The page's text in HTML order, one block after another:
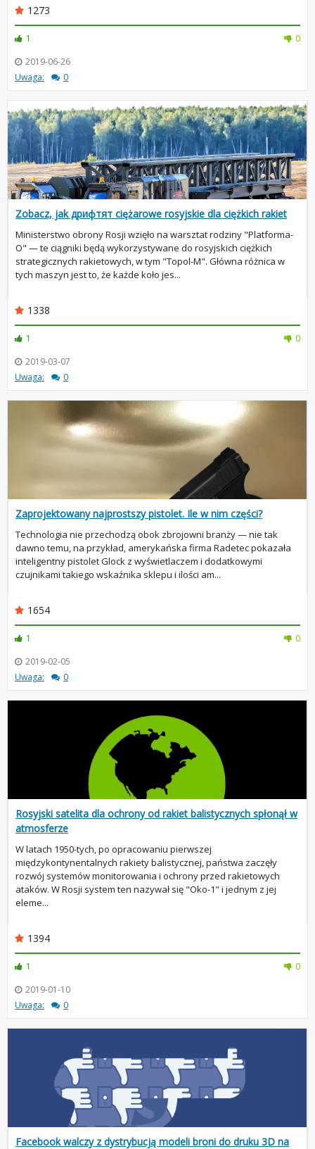
1273
1
0
2019-06-26
Uwaga:
0
Zobacz, jak дрифтят ciężarowe rosyjskie dla ciężkich rakiet
Ministerstwo obrony Rosji wzięło na warsztat rodziny "Platforma-
O" — te ciągniki będą wykorzystywane do rosyjskich ciężkich
strategicznych rakietowych, w tym "Topol-M". Główna różnica w
tych maszyn jest to, że każde koło jes...
1338
1
0
2019-03-07
Uwaga:
0
Zaprojektowany najprostszy pistolet. Ile w nim części?
Technologia nie przechodzą obok zbrojowni branży — nie tak
dawno temu, na przykład, amerykańska firma Radetec pokazała
inteligentny pistolet Glock z wyświetlaczem i dodatkowymi
czujnikami takiego wskaźnika sklepu i ilości am...
1654
1
0
2019-02-05
Uwaga:
0
Rosyjski satelita dla ochrony od rakiet balistycznych spłonął w
atmosferze
W latach 1950-tych, po opracowaniu pierwszej
międzykontynentalnych rakiety balistycznej, państwa zaczęły
rozwój systemów monitorowania i ochrony przed rakietowych
ataków. W Rosji system ten nazywał się "Oko-1" i jednym z jej
eleme...
1394
1
0
2019-01-10
Uwaga:
0
Facebook walczy z dystrybucją modeli broni do druku 3D na